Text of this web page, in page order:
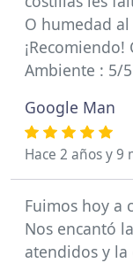
O humedad al
Ambiente : 5/
Google Man
Hace 2 años y 9
Fuimos hoy a
Nos encantó
atendidos y la